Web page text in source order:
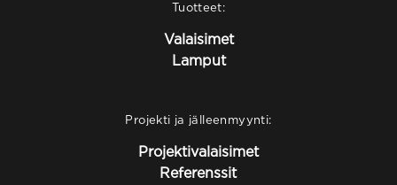
Tuotteet:
Valaisimet
Lamput
Projekti ja jälleenmyynti:
Projektivalaisimet
Referenssit